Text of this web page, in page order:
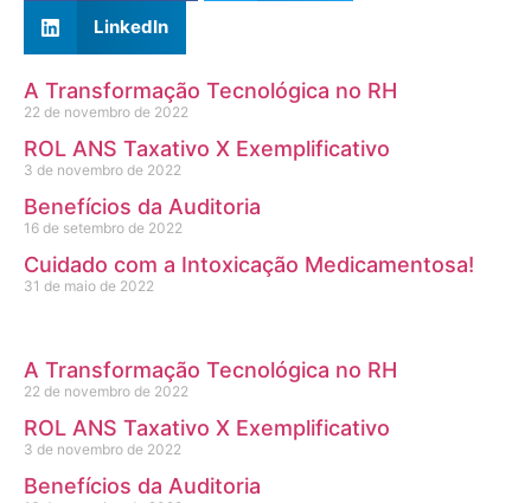
LinkedIn
A Transformação Tecnológica no RH
22 de novembro de 2022
ROL ANS Taxativo X Exemplificativo
3 de novembro de 2022
Benefícios da Auditoria
16 de setembro de 2022
Cuidado com a Intoxicação Medicamentosa!
31 de maio de 2022
A Transformação Tecnológica no RH
22 de novembro de 2022
ROL ANS Taxativo X Exemplificativo
3 de novembro de 2022
Benefícios da Auditoria